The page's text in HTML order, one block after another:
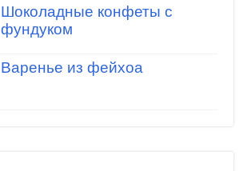
Шоколадные конфеты с
фундуком
Варенье из фейхоа